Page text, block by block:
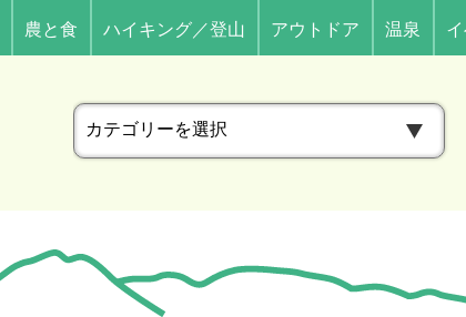
農と食 ハイキング／登山 アウトドア 温泉
カ
テ
リ
ー